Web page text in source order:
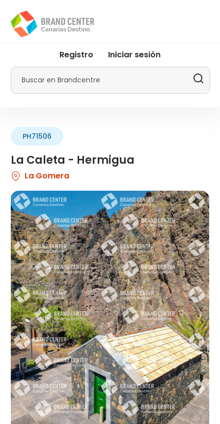
contenido
principal
menu
Promotur
Registro Iniciar sesión
Buscar
La Caleta - Hermigua
PH71506
La Gomera